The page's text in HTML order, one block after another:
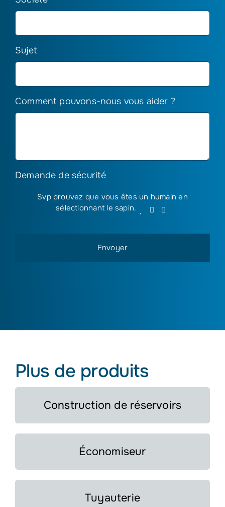
Sujet
Comment pouvons-nous vous aider ?
Demande de sécurité
Svp prouvez que vous êtes un humain en
sélectionnant le sapin.
un
Plus de produits
Construction de réservoirs
Économiseur
Tuyauterie